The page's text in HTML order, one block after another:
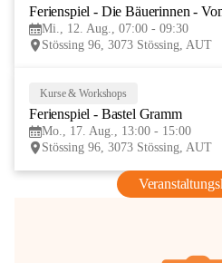
Ferienspiel - Die Bäuerinnen -
Mi., 12. Aug., 07:00 - 09:30
Stössing 96, 3073 Stössing, AUT
Kurse & Workshops
Ferienspiel - Bastel Gramm
Mo., 17. Aug., 13:00 - 15:00
Stössing 96, 3073 Stössing, AUT